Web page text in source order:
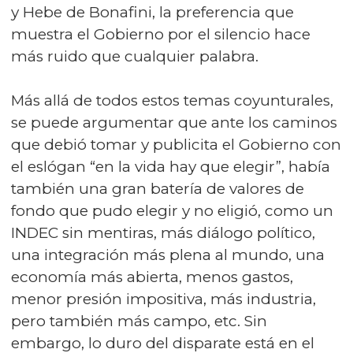
y Hebe de Bonafini, la preferencia que
muestra el Gobierno por el silencio hace
más ruido que cualquier palabra.
Más allá de todos estos temas coyunturales,
se puede argumentar que ante los caminos
que debió tomar y publicita el Gobierno con
el eslógan “en la vida hay que elegir”, había
también una gran batería de valores de
fondo que pudo elegir y no eligió, como un
INDEC sin mentiras, más diálogo político,
una integración más plena al mundo, una
economía más abierta, menos gastos,
menor presión impositiva, más industria,
pero también más campo, etc. Sin
embargo, lo duro del disparate está en el